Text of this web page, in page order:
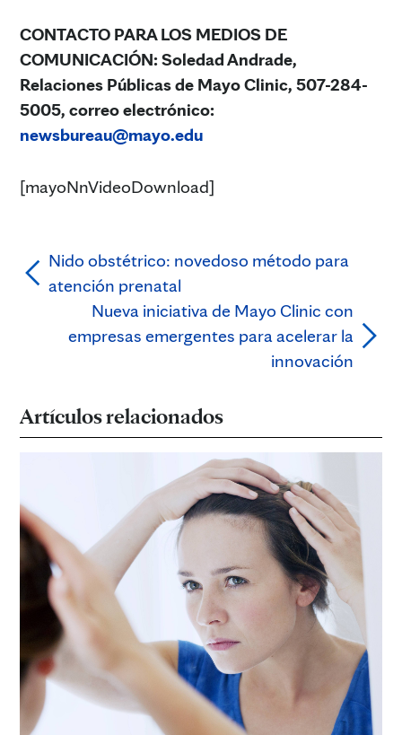
CONTACTO PARA LOS MEDIOS DE
COMUNICACIÓN: Soledad Andrade,
Relaciones Públicas de Mayo Clinic, 507-284-
5005, correo electrónico:
newsbureau@mayo.edu
[mayoNnVideoDownload]
Nido obstétrico: novedoso método para
atención prenatal
Nueva iniciativa de Mayo Clinic con
empresas emergentes para acelerar la
innovación
Artículos relacionados